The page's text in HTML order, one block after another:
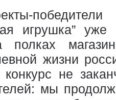
игрушка”
полках
жизни
не
мы